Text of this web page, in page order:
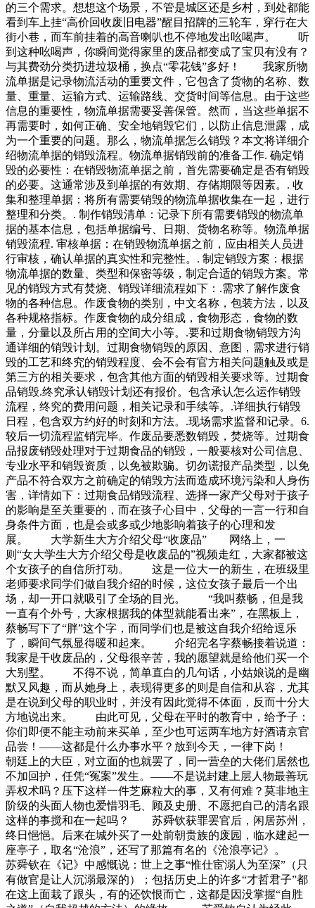
的三个需求。想想这个场景，不管是城区还是乡村，到处都能
看到车上挂“高价回收废旧电器”醒目招牌的三轮车，穿行在大
街小巷，而车前挂着的高音喇叭也不停地发出吆喝声。 听
到这种吆喝声，你瞬间觉得家里的废品都变成了宝贝有没有？
与其费劲分类扔进垃圾桶，换点“零花钱”多好！ 我家所物
流单据是记录物流活动的重要文件，它包含了货物的名称、数
量、重量、运输方式、运输路线、交货时间等信息。由于这些
信息的重要性，物流单据需要妥善保管。然而，当这些单据不
再需要时，如何正确、安全地销毁它们，以防止信息泄露，成
为一个重要的问题。那么，物流单据怎么销毁？本文将详细介
绍物流单据的销毁流程。物流单据销毁前的准备工作. 确定销
毁的必要性：在销毁物流单据之前，首先需要确定是否有销毁
的必要。这通常涉及到单据的有效期、存储期限等因素。. 收
集和整理单据：将所有需要销毁的物流单据收集在一起，进行
整理和分类。. 制作销毁清单：记录下所有需要销毁的物流单
据的基本信息，包括单据编号、日期、货物名称等。物流单据
销毁流程. 审核单据：在销毁物流单据之前，应由相关人员进
行审核，确认单据的真实性和完整性。. 制定销毁方案：根据
物流单据的数量、类型和保密等级，制定合适的销毁方案。常
见的销毁方式有焚烧、销毁详细流程如下：.需求了解作废食
物的各种信息。作废食物的类别，中文名称，包装方法，以及
各种规格指标。作废食物的成分组成，食物形态，食物的数
量，分量以及所占用的空间大小等。.要和过期食物销毁方沟
通详细的销毁计划。过期食物销毁的原因、意图，需求进行销
毁的工艺和终究的销毁程度、会不会有官方相关问题触及或是
第三方的相关要求，包含其他方面的销毁相关要求等。过期食
品销毁.终究承认销毁计划还有报价。包含承认怎么运作销毁
流程，终究的费用问题，相关记录和手续等。.详细执行销毁
日程，包含双方约好的时刻和方法。.现场需求监督和记录。6.
较后一切流程监销完毕。作废品要悉数销毁，焚烧等。过期食
品报废销毁处理对于过期食品的销毁，一般要核对公司信息、
专业水平和销毁资质，以免被欺骗。切勿谎报产品类型，以免
产品不符合双方之前确定的销毁方法而造成环境污染和人身伤
害，详情如下：过期食品销毁流程、选择一家产父母对于孩子
的影响是至关重要的，而在孩子心目中，父母的一言一行和自
身条件方面，也是会或多或少地影响着孩子的心理和发
展。 大学新生大方介绍父母“收废品” 网络上，一
则“女大学生大方介绍父母是收废品的”视频走红，大家都被这
个女孩子的自信所打动。 这是一位大一的新生，在班级里
老师要求同学们做自我介绍的时候，这位女孩子最后一个出
场，却一开口就吸引了全场的目光。 “我叫蔡畅，但是我
一直有个外号，大家根据我的体型就能看出来”，在黑板上，
蔡畅写下了“胖”这个字，而同学们也是被这自我介绍给逗乐
了，瞬间气氛显得暖和起来。 介绍完名字蔡畅接着说道：
我家是干收废品的，父母很辛苦，我的愿望就是给他们买一个
大别墅。 不得不说，简单直白的几句话，小姑娘说的是幽
默又风趣，而从她身上，表现得更多的则是自信和从容，尤其
是在说到父母的职业时，并没有因此觉得不体面，反而十分大
方地说出来。 由此可见，父母在平时的教育中，给予子：
你们即便不能主动前来买单，至少也可运两车地方好酒请京官
品尝！——这都是什么办事水平？放到今天，一律下岗！
朝廷上的大臣，对立面的也就罢了，同一营垒的大佬们居然也
不加回护，任凭“冤案”发生。——不是说封建上层人物最善玩
弄权术吗？压下这样一件芝麻粒大的事，又有何难？莫非地主
阶级的头面人物也爱惜羽毛、顾及史册、不愿把自己的清名跟
这样的事搅和在一起吗？ 苏舜钦获罪罢官后，闲居苏州，
终日悒悒。后来在城外买了一处前朝贵族的废园，临水建起一
座亭子，取名“沧浪”，还写了那篇有名的《沧浪亭记》。
苏舜钦在《记》中感慨说：世上之事“惟仕宦溺人为至深”（只
有做官是让人沉溺最深的）；包括历史上的许多“才哲君子”都
在这上面栽了跟头，有的还饮恨而亡，这都是因没掌握“自胜